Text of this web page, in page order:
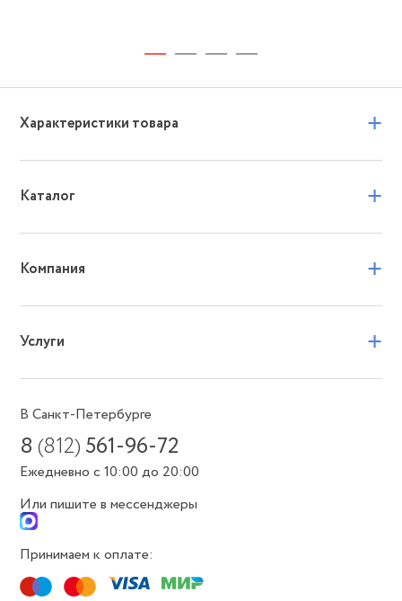
Характеристики товара +
Каталог +
Компания +
Услуги +
В Санкт-Петербурге
8(812) 561-96-72
Ежедневно с 10:00 до 20:00
Или пишите в мессенджеры
Принимаем к оплате: